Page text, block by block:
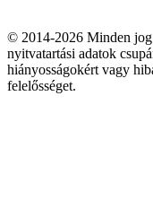
© 2014-2026 Minden
nyitvatartási adatok
hiányosságokért vagy
felelősséget.